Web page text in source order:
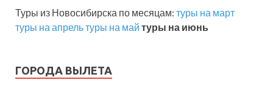
Туры из Новосибирска по месяцам: туры на март
туры на апрельтуры на май туры на июнь
ГОРОДА ВЫЛЕТА